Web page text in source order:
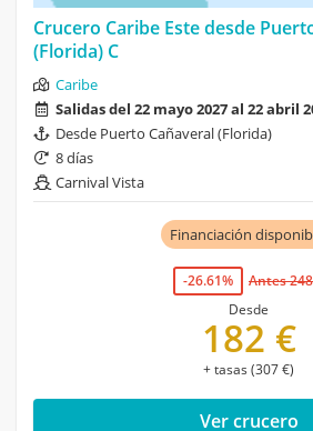
Crucero Caribe Este desde
(Florida) C
Caribe
Salidas del 22 mayo 2027 al 22 abril
Desde Puerto Cañaveral (Florida)
8 días
Carnival Vista
Financiación
-26.61%
Antes
Desde
182 €
+ tasas (307 €)
Ver crucero